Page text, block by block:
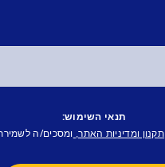
תנאי השימוש:
תקנון ומדיניות האתר, ומסכים/ה